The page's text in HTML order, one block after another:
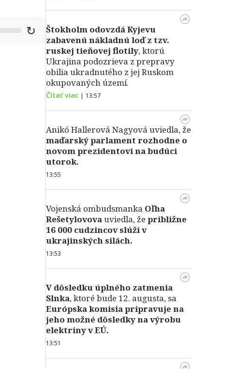
↻
Štokholm odovzdá Kyjevu
zabavenú nákladnú loď z tzv.
ruskej tieňovej flotily, ktorú
Ukrajina podozrieva z prepravy
obilia ukradnutého z jej Ruskom
okupovaných území.
Čítať viac | 13:57
Anikó Hallerová Nagyová uviedla, že
maďarský parlament rozhodne o
novom prezidentovi na budúci
utorok.
13:55
Vojenská ombudsmanka Oľha
Rešetylovovauviedla, že približne
16 000 cudzincov slúži v
ukrajinských silách.
13:53
V dôsledku úplného zatmenia
Slnka, ktoré bude 12. augusta, sa
Európska komisia pripravuje na
jeho možné dôsledky na výrobu
elektriny v EÚ.
13:51